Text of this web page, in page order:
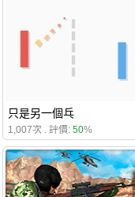
只是另一個乓
1,007次 . 評價: 50%